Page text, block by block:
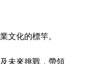
文化的標竿。
未來挑戰，帶領